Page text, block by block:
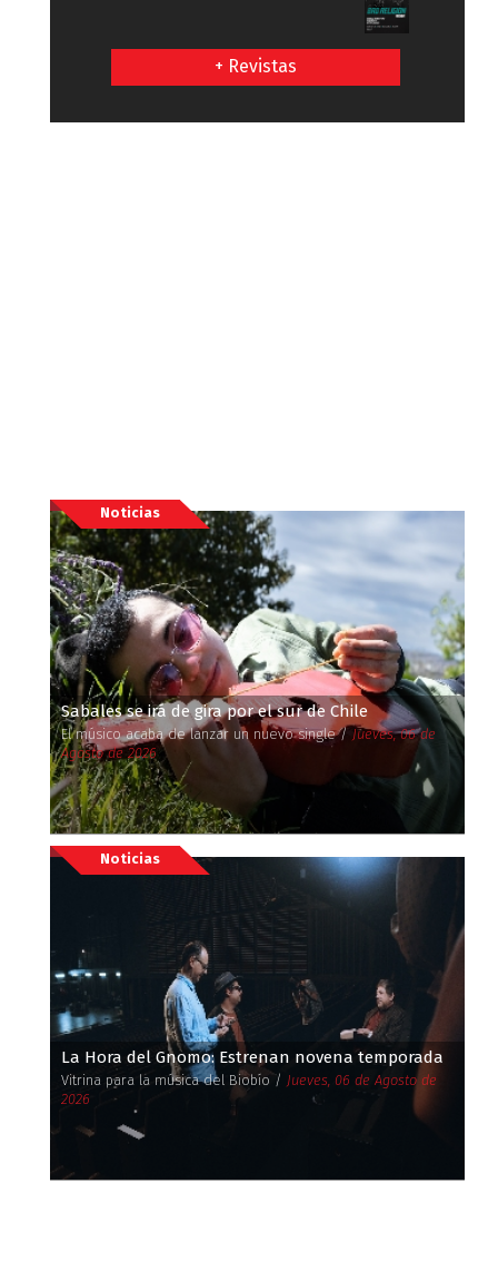
+ Revistas
Noticias
Sabales se irá de gira por el sur de Chile
El músico acaba de lanzar un nuevo single / Jueves, 06 de
Agosto de 2026
Noticias
La Hora del Gnomo: Estrenan novena temporada
Vitrina para la música del Biobío / Jueves, 06 de Agosto de
2026